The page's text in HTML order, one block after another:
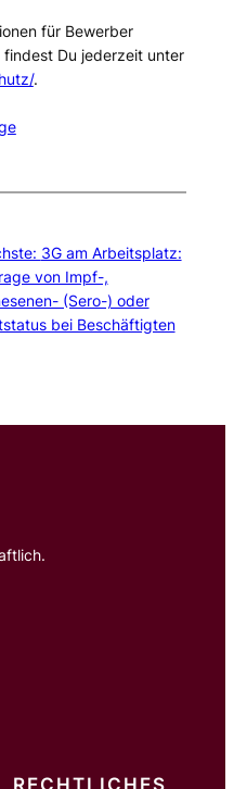
für Bewerber
findest Du jederzeit unter
.
3G am Arbeitsplatz:
von Impf-,
(Sero-) oder
bei Beschäftigten
RECHTLICHES